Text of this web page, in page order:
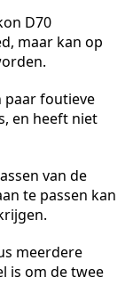
D70
maar kan op
paar foutieve
en heeft niet
van de
te passen kan
meerdere
is om de twee